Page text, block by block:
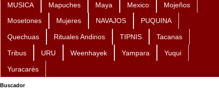
MUSICA Mapuches Maya Mexico Mojeños
Mosetones Mujeres NAVAJOS PUQUINA
Quechuas Rituales Andinos TIPNIS Tacanas
Tribus URU Weenhayek Yampara Yuqui
Yuracarés
Buscador